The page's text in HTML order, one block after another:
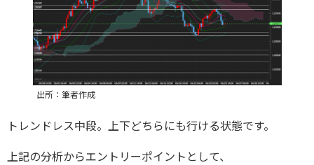
出所：筆者作成
トレンドレス中段。上下どちらにも行ける状態です。
上記の分析からエントリーポイントとして、